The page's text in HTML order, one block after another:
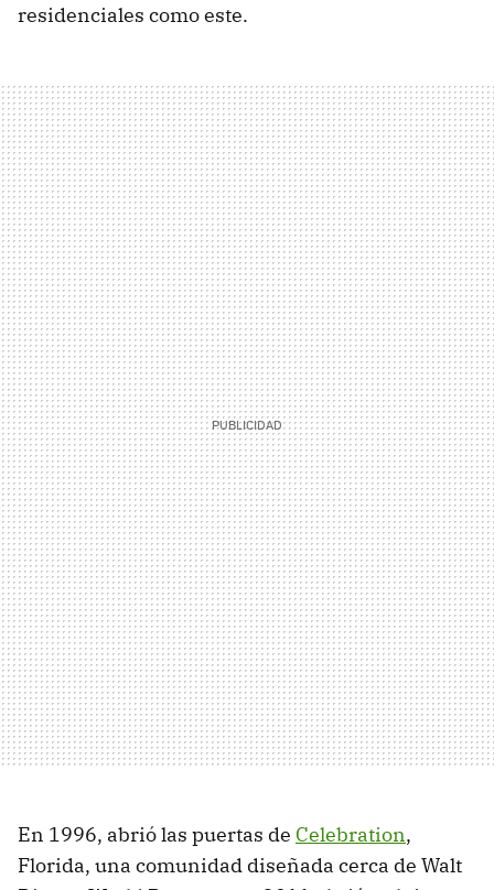
residenciales como este.
En 1996, abrió las puertas de Celebration,
Florida, una comunidad diseñada cerca de Walt